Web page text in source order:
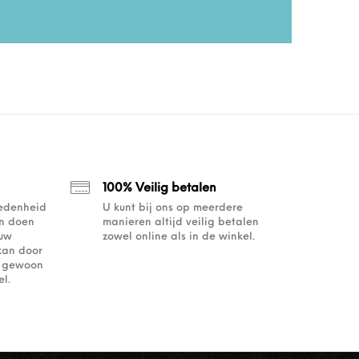
doen
door
100% Veilig betalen
U kunt bij ons op meerdere
manieren altijd veilig betalen
zowel online als in de winkel.